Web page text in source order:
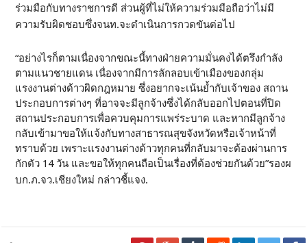
ร่วมมือกับทางราชการดี ส่วนผู้ที่ไม่ให้ความร่วมมือถือว่าไม่มี
ความรับผิดชอบซึ่งจนท.จะดำเนินการกวดขันต่อไป
“อย่างไรก็ตามเนื่องจากขณะนี้ทางฝ่ายความมั่นคงได้ตรึงกำลัง
ตามแนวชายแดน เนื่องจากมีการลักลอบเข้าเมืองของกลุ่ม
แรงงานต่างด้าวผิดกฎหมาย ซึ่งอยากจะเน้นย้ำกับเจ้าของ สถาน
ประกอบการต่างๆ ที่อาจจะมีลูกจ้างซึ่งได้กลับออกไปตอนที่ปิด
สถานประกอบการเพื่อควบคุมการแพร่ระบาด และหากมีลูกจ้าง
กลับเข้ามาขอให้แจ้งกับทางสาธารณสุขจังหวัดหรือเจ้าหน้าที่
ทราบด้วย เพราะแรงงานต่างด้าวทุกคนที่กลับมาจะต้องผ่านการ
กักตัว 14 วัน และขอให้ทุกคนถือเป็นเรื่องที่ต้องช่วยกันด้วย”รองผ
บก.ภ.จว.เชียงใหม่ กล่าวชี้แจง.